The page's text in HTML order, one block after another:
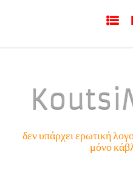
δεν υπάρχει ερωτική
μόνο